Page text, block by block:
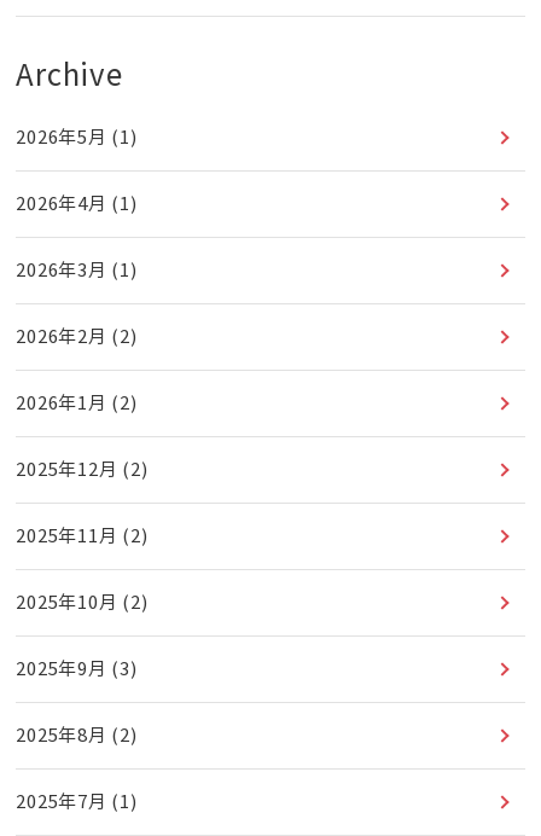
Archive
2026年5月 (1)
2026年4月 (1)
2026年3月 (1)
2026年2月 (2)
2026年1月 (2)
2025年12月 (2)
2025年11月 (2)
2025年10月 (2)
2025年9月 (3)
2025年8月 (2)
2025年7月 (1)